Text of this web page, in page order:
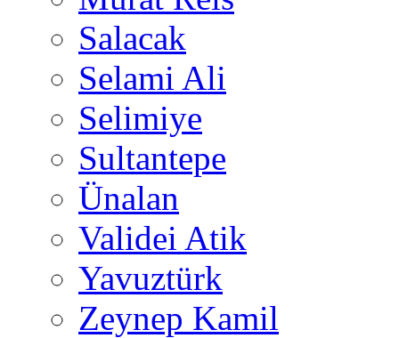
Salacak
Selami Ali
Selimiye
Sultantepe
Ünalan
Validei Atik
Yavuztürk
Zeynep Kamil